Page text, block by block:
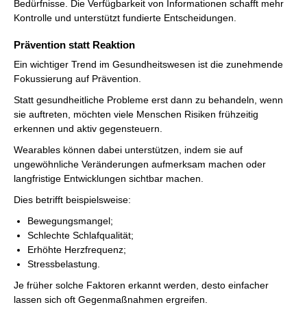
Bedürfnisse. Die Verfügbarkeit von Informationen schafft mehr
Kontrolle und unterstützt fundierte Entscheidungen.
Prävention statt Reaktion
Ein wichtiger Trend im Gesundheitswesen ist die zunehmende
Fokussierung auf Prävention.
Statt gesundheitliche Probleme erst dann zu behandeln, wenn
sie auftreten, möchten viele Menschen Risiken frühzeitig
erkennen und aktiv gegensteuern.
Wearables können dabei unterstützen, indem sie auf
ungewöhnliche Veränderungen aufmerksam machen oder
langfristige Entwicklungen sichtbar machen.
Dies betrifft beispielsweise:
Bewegungsmangel;
Schlechte Schlafqualität;
Erhöhte Herzfrequenz;
Stressbelastung.
Je früher solche Faktoren erkannt werden, desto einfacher
lassen sich oft Gegenmaßnahmen ergreifen.